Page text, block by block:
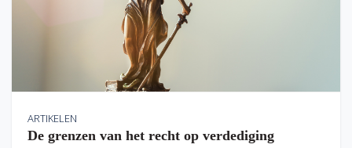
ARTIKELEN
De grenzen van het recht op verdediging